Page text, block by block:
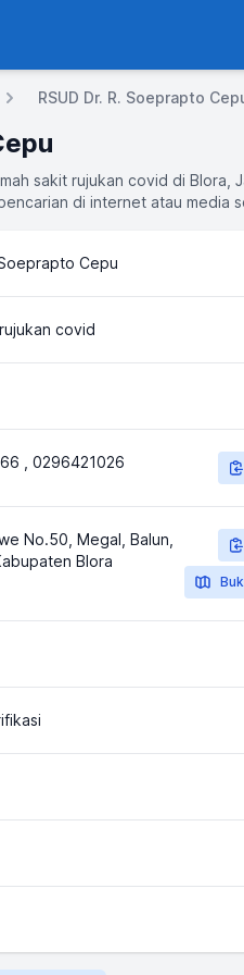
RSUD Dr. R. Soeprapto
sakit rujukan covid di Blora,
di internet atau media
Cepu
covid
, 0296421026
No.50, Megal, Balun,
Blora